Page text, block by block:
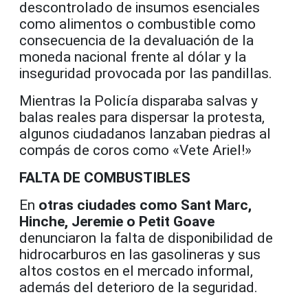
descontrolado de insumos esenciales
como alimentos o combustible como
consecuencia de la devaluación de la
moneda nacional frente al dólar y la
inseguridad provocada por las pandillas.
Mientras la Policía disparaba salvas y
balas reales para dispersar la protesta,
algunos ciudadanos lanzaban piedras al
compás de coros como «Vete Ariel!»
FALTA DE COMBUSTIBLES
En otras ciudades como Sant Marc,
Hinche, Jeremie o Petit Goave
denunciaron la falta de disponibilidad de
hidrocarburos en las gasolineras y sus
altos costos en el mercado informal,
además del deterioro de la seguridad.